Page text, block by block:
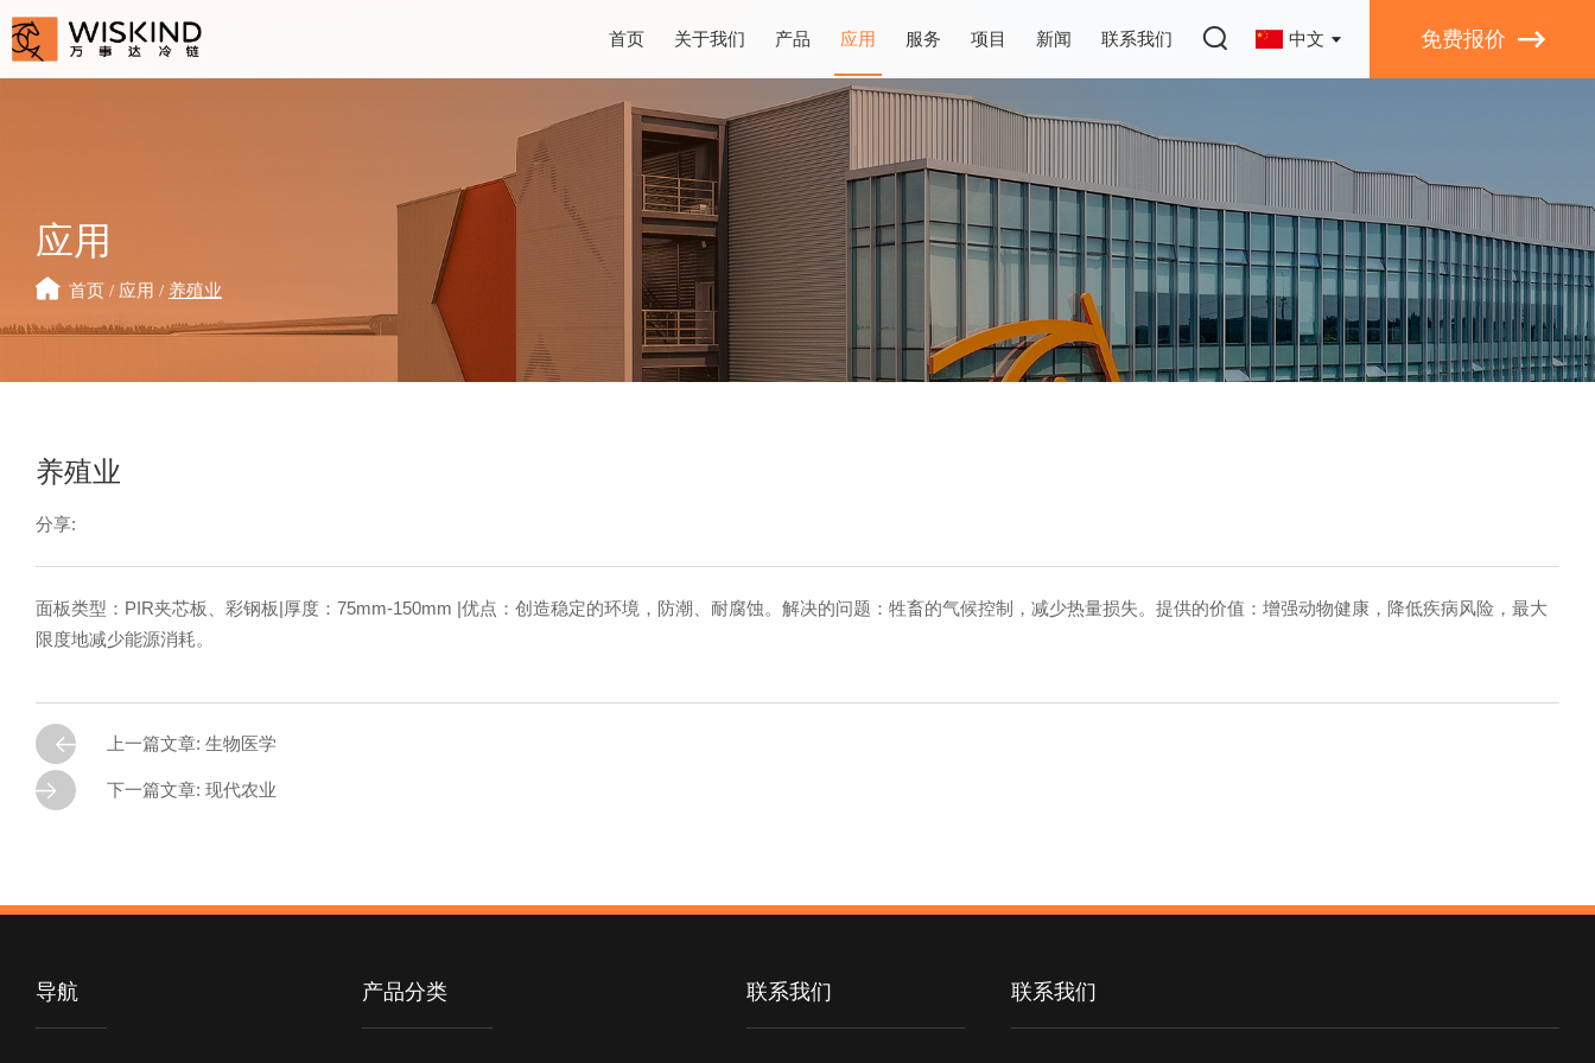
首页 关于我们 产品 应用 服务 项目 新闻 联系我们 中文 免费报价
应用
首页 / 应用 / 养殖业
养殖业
分享:
面板类型：PIR夹芯板、彩钢板|厚度：75mm-150mm |优点：创造稳定的环境，防潮、耐腐蚀。解决的问题：牲畜的气候控制，减少热量损失。提供的价值：增强动物健康，降低疾病风险，最大
限度地减少能源消耗。
上一篇文章: 生物医学
下一篇文章: 现代农业
导航 产品分类 联系我们 联系我们